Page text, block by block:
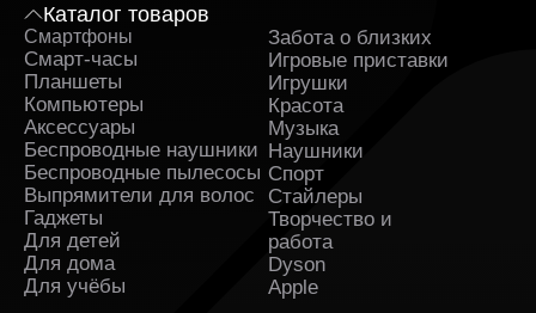
Каталог товаров
Смартфоны
Смарт-часы
Планшеты
Компьютеры
Аксессуары
Беспроводные наушники
Беспроводные пылесосы
Выпрямители для волос
Гаджеты
Для детей
Для дома
Для учёбы
Забота о близких
Игровые приставки
Игрушки
Красота
Музыка
Наушники
Спорт
Стайлеры
Творчество и
работа
Dyson
Apple